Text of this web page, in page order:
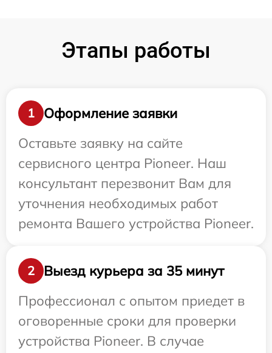
Этапы работы
1
Оформление заявки
Оставьте заявку на сайте
сервисного центра Pioneer. Наш
консультант перезвонит Вам для
уточнения необходимых работ
ремонта Вашего устройства Pioneer.
2
Выезд курьера за 35 минут
Профессионал с опытом приедет в
оговоренные сроки для проверки
устройства Pioneer. В случае